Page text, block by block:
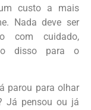
custo a mais
Nada deve ser
com cuidado,
disso para o
parou para olhar
Já pensou ou já